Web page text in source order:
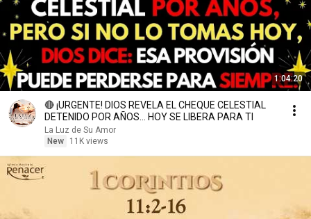
1:04:20
🔴 ¡URGENTE! DIOS REVELA EL CHEQUE CELESTIAL
DETENIDO POR AÑOS… HOY SE LIBERA PARA TI
La Luz de Su Amor
New
11K views